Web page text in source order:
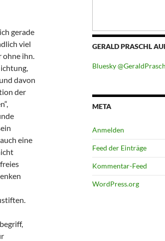
gerade
viel
ihn.
davon
der
eine
GERALD PRASCHL
Bluesky
META
Anmelden
Feed der Einträge
Kommentar-Feed
WordPress.org